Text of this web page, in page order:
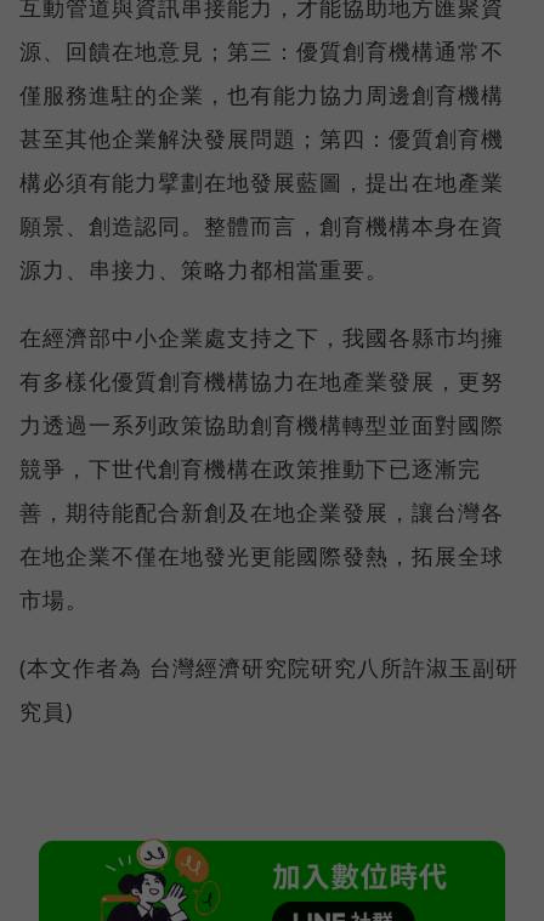
互動管道與資訊串接能力，才能協助地方匯聚資
源、回饋在地意見；第三：優質創育機構通常不
僅服務進駐的企業，也有能力協力周邊創育機構
甚至其他企業解決發展問題；第四：優質創育機
構必須有能力擘劃在地發展藍圖，提出在地產業
願景、創造認同。整體而言，創育機構本身在資
源力、串接力、策略力都相當重要。
在經濟部中小企業處支持之下，我國各縣市均擁
有多樣化優質創育機構協力在地產業發展，更努
力透過一系列政策協助創育機構轉型並面對國際
競爭，下世代創育機構在政策推動下已逐漸完
善，期待能配合新創及在地企業發展，讓台灣各
在地企業不僅在地發光更能國際發熱，拓展全球
市場。
(本文作者為 台灣經濟研究院研究八所許淑玉副研
究員)